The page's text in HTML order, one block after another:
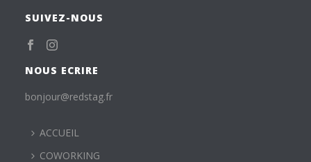
SUIVEZ-NOUS
NOUS ECRIRE
bonjour@redstag.fr
ACCUEIL
COWORKING